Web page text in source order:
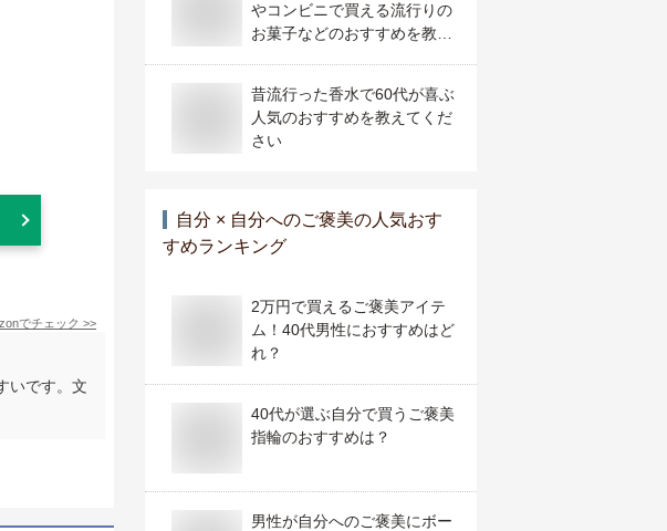
でチェック >>
いです。文
やコンビニで買える流行りの
お菓子などのおすすめを教え
昔流行った香水で60代が喜ぶ
人気のおすすめを教えてくだ
さい
自分 × 自分へのご褒美の人気おす
すめランキング
2万円で買えるご褒美アイテ
ム！40代男性におすすめはど
れ？
40代が選ぶ自分で買うご褒美
指輪のおすすめは？
男性が自分へのご褒美にボー